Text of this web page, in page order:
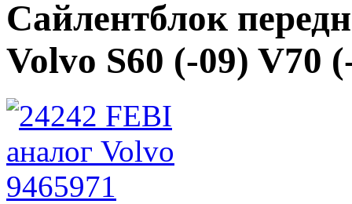
Сайлентблок
Volvo S60 (-09) V70